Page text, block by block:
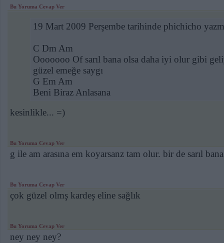
Bu Yoruma Cevap Ver
19 Mart 2009 Perşembe tarihinde phichicho
C Dm Am
Ooooooo Of sarıl bana olsa daha iyi olur gibi
güzel emeğe saygı
G Em Am
Beni Biraz Anlasana
kesinlikle... =)
Bu Yoruma Cevap Ver
g ile am arasına em koyarsanz tam olur. bir de sarıl
Bu Yoruma Cevap Ver
çok güzel olmş kardeş eline sağlık
Bu Yoruma Cevap Ver
ney ney ney?